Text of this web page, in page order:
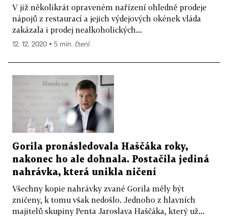
V již několikrát opraveném nařízení ohledně prodeje
nápojů z restaurací a jejich výdejových okének vláda
zakázala i prodej nealkoholických...
12. 12. 2020 ▪ 5 min. čtení
Gorila pronásledovala Haščáka roky,
nakonec ho ale dohnala. Postačila jediná
nahrávka, která unikla ničení
Všechny kopie nahrávky zvané Gorila měly být
zničeny, k tomu však nedošlo. Jednoho z hlavních
majitelů skupiny Penta Jaroslava Haščáka, který už...